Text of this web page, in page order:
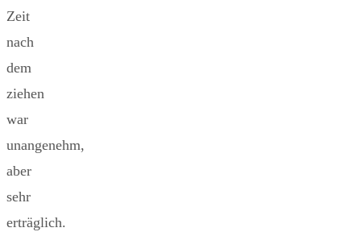
Zeit
nach
dem
ziehen
war
unangenehm,
aber
sehr
erträglich.